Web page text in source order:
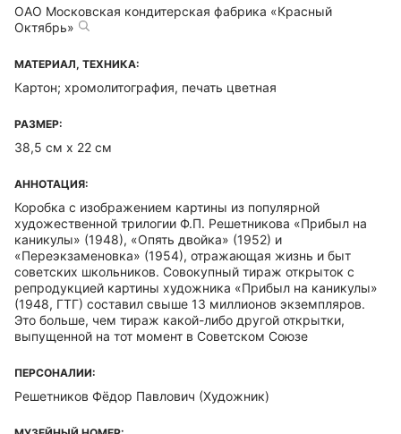
ОАО Московская кондитерская фабрика «Красный
Октябрь»
МАТЕРИАЛ, ТЕХНИКА:
Картон; хромолитография, печать цветная
РАЗМЕР:
38,5 см х 22 см
АННОТАЦИЯ:
Коробка с изображением картины из популярной
художественной трилогии Ф.П. Решетникова «Прибыл на
каникулы» (1948), «Опять двойка» (1952) и
«Переэкзаменовка» (1954), отражающая жизнь и быт
советских школьников. Совокупный тираж открыток с
репродукцией картины художника «Прибыл на каникулы»
(1948, ГТГ) составил свыше 13 миллионов экземпляров.
Это больше, чем тираж какой-либо другой открытки,
выпущенной на тот момент в Советском Союзе
ПЕРСОНАЛИИ:
Решетников Фёдор Павлович (Художник)